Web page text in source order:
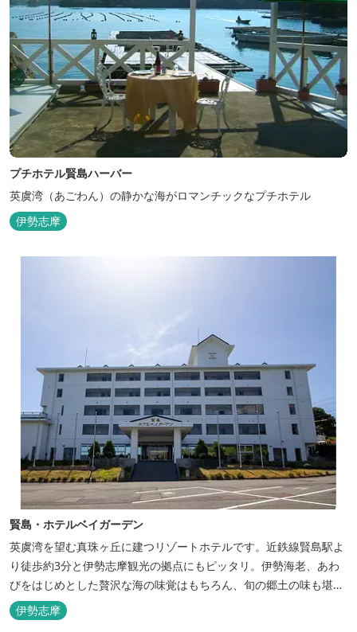
プチホテル賢島ハーバー
英虞湾（あごわん）の静かな海がロマンチックなプチホテル
伊勢志摩
賢島・ホテルベイガーデン
英虞湾を望む真珠ヶ丘に建つリゾートホテルです。近鉄線賢島駅よ
り徒歩約3分と伊勢志摩観光の拠点にもピッタリ。伊勢海老、あわ
びをはじめとした贅沢な海の味覚はもちろん、旬の郷土の味も堪能
できます。
伊勢志摩